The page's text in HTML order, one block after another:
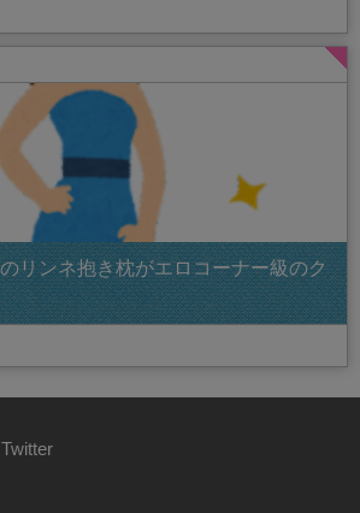
リンネ抱き枕がエロコーナー級のク
Twitter